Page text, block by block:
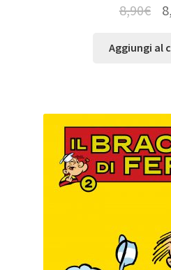
8,90€
Aggiungi al